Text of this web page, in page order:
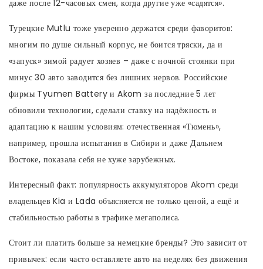
даже после 12-часовых смен, когда другие уже «садятся».
Турецкие Mutlu тоже уверенно держатся среди фаворитов:
многим по душе сильный корпус, не боится тряски, да и
«запуск» зимой радует хозяев – даже с ночной стоянки при
минус 30 авто заводится без лишних нервов. Российские
фирмы Tyumen Battery и Akom за последние 5 лет
обновили технологии, сделали ставку на надёжность и
адаптацию к нашим условиям: отечественная «Тюмень»,
например, прошла испытания в Сибири и даже Дальнем
Востоке, показала себя не хуже зарубежных.
Интересный факт: популярность аккумуляторов Akom среди
владельцев Kia и Lada объясняется не только ценой, а ещё и
стабильностью работы в трафике мегаполиса.
Стоит ли платить больше за немецкие бренды? Это зависит от
привычек: если часто оставляете авто на неделях без движения